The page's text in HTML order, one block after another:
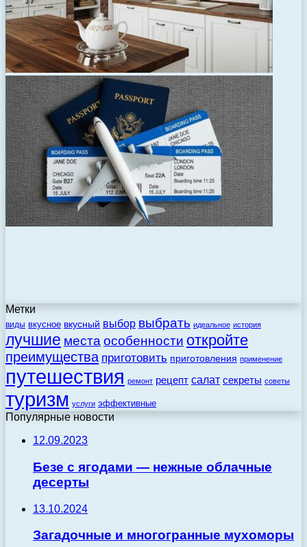
Метки
виды вкусное вкусный выбор выбрать идеальное история
лучшие места особенности откройте
преимущества приготовить приготовления применение
путешествия ремонт рецепт салат секреты советы
туризм услуги эффективные
Популярные новости
12.09.2023
Безе с ягодами — нежные облачные
десерты
13.10.2024
Загадочные и многогранные мухоморы